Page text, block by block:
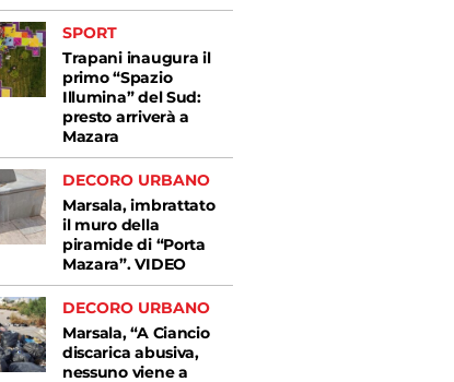
SPORT
Trapani inaugura il
primo “Spazio
Illumina” del Sud:
presto arriverà a
Mazara
DECORO URBANO
Marsala, imbrattato
il muro della
piramide di “Porta
Mazara”. VIDEO
DECORO URBANO
Marsala, “A Ciancio
discarica abusiva,
nessuno viene a